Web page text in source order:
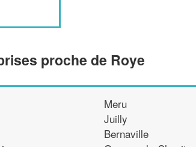
proche de Roye
Meru
Juilly
Bernaville